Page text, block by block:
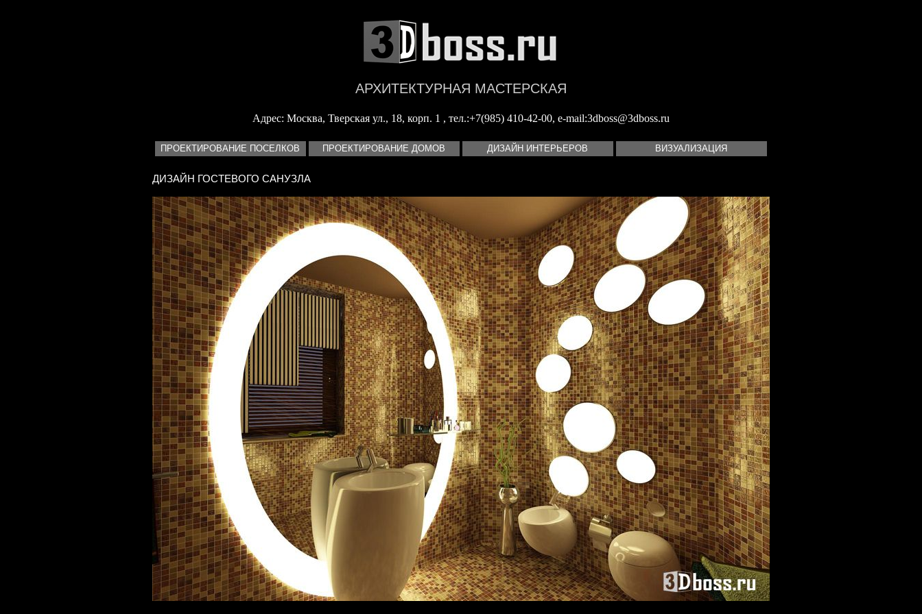
АРХИТЕКТУРНАЯ МАСТЕРСКАЯ
Адрес: Москва, Тверская ул., 18, корп. 1 , тел.:+7(985) 410-42-00, e-mail:3dboss@3dboss.ru
ПРОЕКТИРОВАНИЕ ПОСЕЛКОВ ПРОЕКТИРОВАНИЕ ДОМОВ ДИЗАЙН ИНТЕРЬЕРОВ ВИЗУАЛИЗАЦИЯ
ДИЗАЙН ГОСТЕВОГО САНУЗЛА